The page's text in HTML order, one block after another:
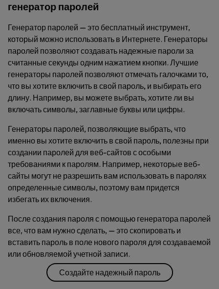
генератор паролей
Генератор паролей — это бесплатный инструмент,
который можно использовать в Интернете. Генераторы
паролей позволяют создавать надежные пароли за
считанные секунды одним нажатием кнопки. Лучшие
генераторы паролей позволяют отмечать галочками то,
что вы хотите включить в свой пароль, и выбирать его
длину. Например, вы можете выбрать, хотите ли вы
включать символы, заглавные буквы или цифры.
Генераторы паролей, позволяющие выбрать, что
именно вы хотите включить в свой пароль, полезны при
создании паролей для веб-сайтов с особыми
требованиями к паролям. Например, некоторые веб-
сайты могут не разрешить вам использовать в паролях
определенные символы, поэтому вам придется
избегать их включения.
После создания пароля с помощью генератора паролей
все, что вам нужно сделать, — это скопировать и
вставить пароль в поле нового пароля для создаваемой
или обновляемой учетной записи.
Создайте надежный пароль